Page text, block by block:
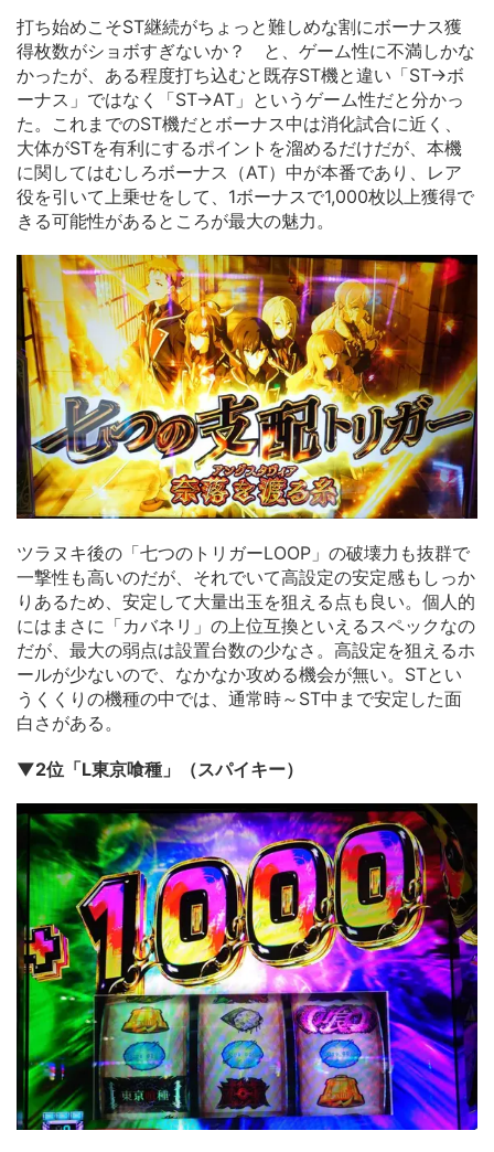
打ち始めこそST継続がちょっと難しめな割にボーナス獲
得枚数がショボすぎないか？ と、ゲーム性に不満しかな
かったが、ある程度打ち込むと既存ST機と違い「ST→ボ
ーナス」ではなく「ST→AT」というゲーム性だと分かっ
た。これまでのST機だとボーナス中は消化試合に近く、
大体がSTを有利にするポイントを溜めるだけだが、本機
に関してはむしろボーナス（AT）中が本番であり、レア
役を引いて上乗せをして、1ボーナスで1,000枚以上獲得で
きる可能性があるところが最大の魅力。
ツラヌキ後の「七つのトリガーLOOP」の破壊力も抜群で
一撃性も高いのだが、それでいて高設定の安定感もしっか
りあるため、安定して大量出玉を狙える点も良い。個人的
にはまさに「カバネリ」の上位互換といえるスペックなの
だが、最大の弱点は設置台数の少なさ。高設定を狙えるホ
ールが少ないので、なかなか攻める機会が無い。STとい
うくくりの機種の中では、通常時～ST中まで安定した面
白さがある。
▼2位「L東京喰種」（スパイキー）